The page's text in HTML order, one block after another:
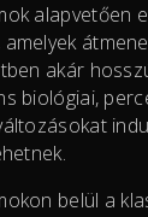
alapvetően
akár
biológiai,
belül a